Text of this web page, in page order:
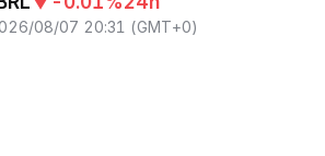
08/07 20:31 (GMT+0)